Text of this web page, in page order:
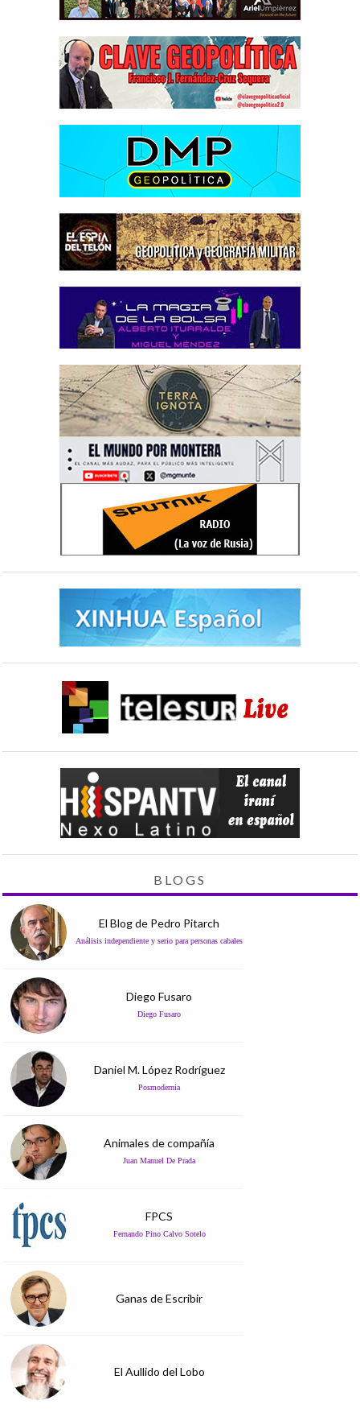
BLOGS
El Blog de Pedro Pitarch
Análisis independiente y serio para personas cabales
Diego Fusaro
Diego Fusaro
Daniel M. López Rodríguez
Posmodernia
Animales de compañía
Juan Manuel De Prada
FPCS
Fernando Pino Calvo Sotelo
Ganas de Escribir
El Aullido del Lobo